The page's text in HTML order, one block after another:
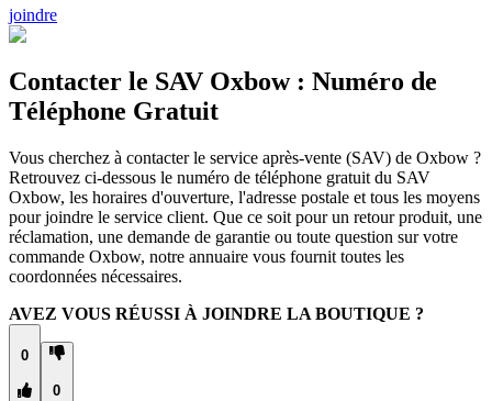
joindre
Contacter le SAV Oxbow : Numéro de
Téléphone Gratuit
Vous cherchez à contacter le service après-vente (SAV) de Oxbow ?
Retrouvez ci-dessous le numéro de téléphone gratuit du SAV
Oxbow, les horaires d'ouverture, l'adresse postale et tous les moyens
pour joindre le service client. Que ce soit pour un retour produit, une
réclamation, une demande de garantie ou toute question sur votre
commande Oxbow, notre annuaire vous fournit toutes les
coordonnées nécessaires.
AVEZ VOUS RÉUSSI À JOINDRE LA BOUTIQUE ?
0
0